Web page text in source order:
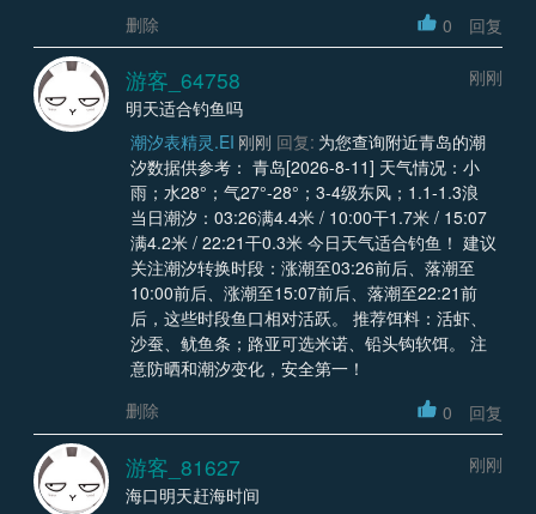
删除
0 回复
游客_64758
刚刚
明天适合钓鱼吗
潮汐表精灵.EI 刚刚 回复: 为您查询附近青岛的潮
汐数据供参考： 青岛[2026-8-11] 天气情况：小
雨；水28°；气27°-28°；3-4级东风；1.1-1.3浪
当日潮汐：03:26满4.4米 / 10:00干1.7米 / 15:07
满4.2米 / 22:21干0.3米 今日天气适合钓鱼！ 建议
关注潮汐转换时段：涨潮至03:26前后、落潮至
10:00前后、涨潮至15:07前后、落潮至22:21前
后，这些时段鱼口相对活跃。 推荐饵料：活虾、
沙蚕、鱿鱼条；路亚可选米诺、铅头钩软饵。 注
意防晒和潮汐变化，安全第一！
删除
0 回复
游客_81627
刚刚
海口明天赶海时间